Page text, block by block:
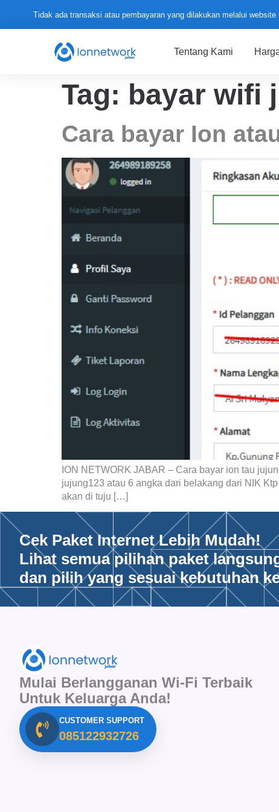
Tidak ada transaksi atau pembayaran yang dilakukan melalui website
Tentang Kami
Tag: bayar wifi
Cara bayar Ion
ION NETWORK JABAR – Cara bayar ion tau
jujung123 atau 6 angka dari belakang dari NIK
akan di tuju […]
Cek Paket Internet Lebih Mudah!
Lihat semua pilihan paket
dan pilih yang sesuai kebutuhan
Mulai Berlangganan Wi-Fi Terbaik
Untuk Keluarga Anda!
CUSTOMER SUPPORT
085122932726